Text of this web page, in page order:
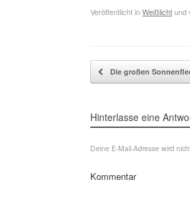
Veröffentlicht inWeißlichtund
Beitragsnavigation
Die großen
Hinterlasse eine
Deine E-Mail-Adresse wird
Kommentar